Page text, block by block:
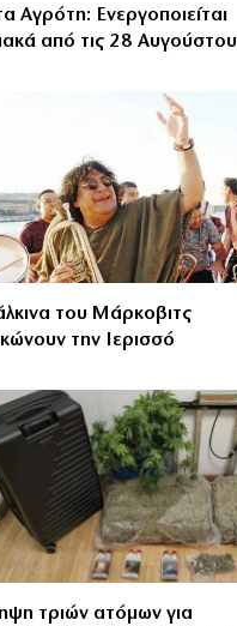
Αγρότη: Ενεργοποιείται
από τις 28 Αυγούστου
του Μάρκοβιτς
την Ιερισσό
τριών ατόμων για